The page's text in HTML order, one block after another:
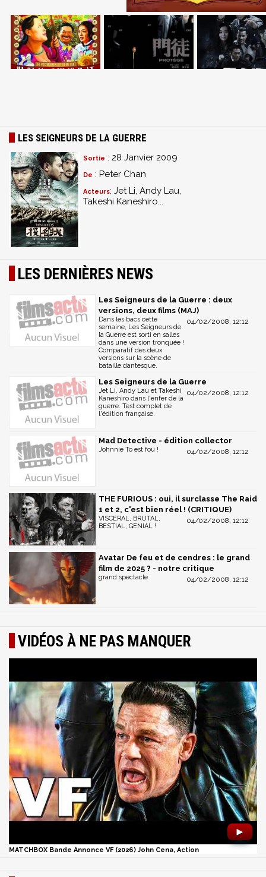
LES SEIGNEURS DE LA GUERRE
Sortie : 28 Janvier 2009
De : Peter Chan
Acteurs: Jet Li, Andy Lau,
Takeshi Kaneshiro...
LES DERNIÈRES NEWS
Les Seigneurs de la Guerre : deux
versions, deux films (MAJ)
04/02/2008, 12:12
Dans les bacs cette
semaine, Les Seigneurs de
la Guerre est sorti en salles
dans une version tronquée !
Comparatif des deux
versions sur la scène de
bataille dantesque.
Les Seigneurs de la Guerre
04/02/2008, 12:12
Jet Li, Andy Lau et Takeshi
Kaneshiro dans l'enfer de la
guerre. Test complet de
l'édition française.
Mad Detective - édition collector
04/02/2008, 12:12
Johnnie To est fou !
THE FURIOUS : oui, il surclasse The Raid
1 et 2, c'est bien réel ! (CRITIQUE)
04/02/2008, 12:12
VISCERAL, BRUTAL,
BESTIAL, GENIAL !
Avatar De feu et de cendres : le grand
film de 2025 ? - notre critique
04/02/2008, 12:12
grand spectacle
VIDÉOS À NE PAS MANQUER
►
MATCHBOX Bande Annonce VF (2026) John Cena, Action